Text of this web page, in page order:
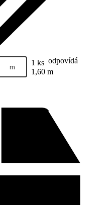
m 1 ks odpovídá
1,60 m